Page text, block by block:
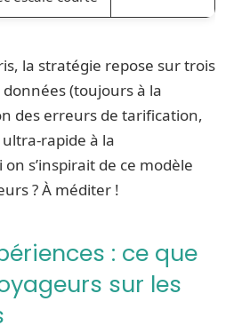
la stratégie repose sur trois
(toujours à la
des erreurs de tarification,
rapide à la
s’inspirait de ce modèle
? À méditer !
: ce que
sur les